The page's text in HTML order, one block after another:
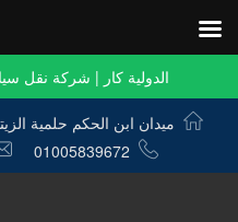
الدولية كار | شركة نقل
ميدان ابن الحكم حلمية
01005839672